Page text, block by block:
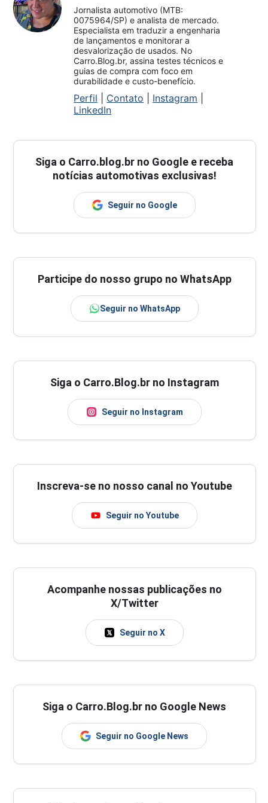
Jornalista automotivo (MTB:
0075964/SP) e analista de mercado.
Especialista em traduzir a engenharia
de lançamentos e monitorar a
desvalorização de usados. No
Carro.Blog.br, assina testes técnicos e
guias de compra com foco em
durabilidade e custo-benefício.
Perfil Contato Instagram
LinkedIn
Siga o Carro.blog.br no Google e receba
notícias automotivas exclusivas!
Seguir no Google
Participe do nosso grupo no WhatsApp
Seguir no WhatsApp
Siga o Carro.Blog.br no Instagram
Seguir no Instagram
Inscreva-se no nosso canal no Youtube
Seguir no Youtube
Acompanhe nossas publicações no
X/Twitter
Seguir no X
Siga o Carro.Blog.br no Google News
Seguir no Google News